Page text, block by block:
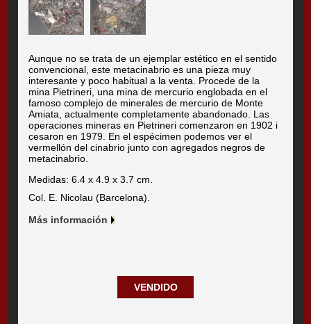
Aunque no se trata de un ejemplar estético en el sentido
convencional, este metacinabrio es una pieza muy
interesante y poco habitual a la venta. Procede de la
mina Pietrineri, una mina de mercurio englobada en el
famoso complejo de minerales de mercurio de Monte
Amiata, actualmente completamente abandonado. Las
operaciones mineras en Pietrineri comenzaron en 1902 i
cesaron en 1979. En el espécimen podemos ver el
vermellón del cinabrio junto con agregados negros de
metacinabrio.
Medidas: 6.4 x 4.9 x 3.7 cm.
Col. E. Nicolau (Barcelona).
Más información
VENDIDO